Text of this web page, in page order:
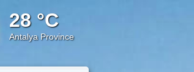
28 °C
Antalya Province